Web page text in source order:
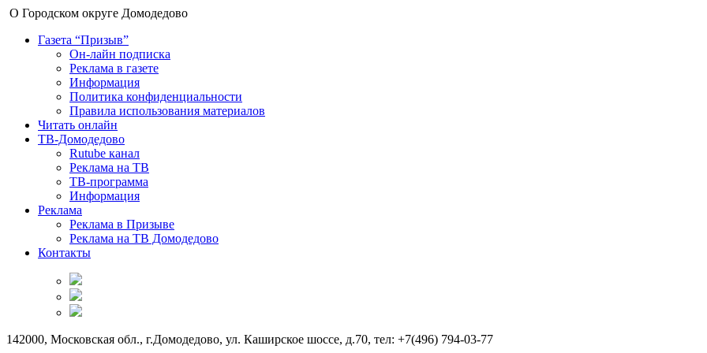
О Городском округе Домодедово
Газета “Призыв”
Он-лайн подписка
Реклама в газете
Информация
Политика конфиденциальности
Правила использования материалов
Читать онлайн
ТВ-Домодедово
Rutube канал
Реклама на ТВ
ТВ-программа
Информация
Реклама
Реклама в Призыве
Реклама на ТВ Домодедово
Контакты
142000, Московская обл., г.Домодедово, ул. Каширское шоссе, д.70, тел: +7(496) 794-03-77